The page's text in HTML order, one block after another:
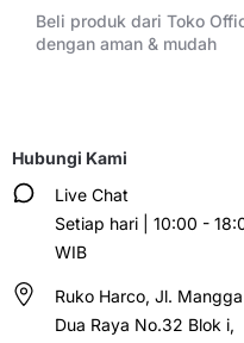
Beli produk dari Toko
dengan aman & mudah
Hubungi Kami
Live Chat
Setiap hari | 10:00 -
WIB
Ruko Harco, Jl. Mangga
Dua Raya No.32 Blok i,